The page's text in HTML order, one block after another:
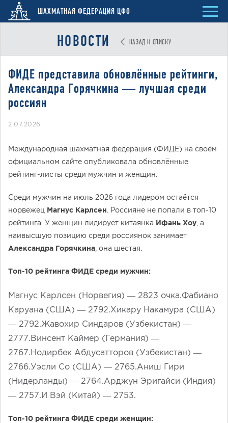
ШАХМАТНАЯ ФЕДЕРАЦИЯ ЦФО
НОВОСТИ НАЗАД К СПИСКУ
ФИДЕ представила обновлённые рейтинги,
Александра Горячкина — лучшая среди
россиян
2.07.2026
Международная шахматная федерация (ФИДЕ) на своём
официальном сайте опубликовала обновлённые
рейтинг-листы среди мужчин и женщин.
Среди мужчин на июль 2026 года лидером остаётся
норвежец Магнус Карлсен . Россияне не попали в топ-10
рейтинга. У женщин лидирует китаянка Ифань Хоу , а
наивысшую позицию среди россиянок занимает
Александра Горячкина , она шестая.
Топ-10 рейтинга ФИДЕ среди мужчин:
Магнус Карлсен (Норвегия) — 2823 очка.Фабиано
Каруана (США) — 2792.Хикару Накамура (США)
— 2792.Жавохир Синдаров (Узбекистан) —
2777.Винсент Каймер (Германия) —
2767.Нодирбек Абдусатторов (Узбекистан) —
2766.Уэсли Со (США) — 2765.Аниш Гири
(Нидерланды) — 2764.Арджун Эригайси (Индия)
— 2757.И Вэй (Китай) — 2753.
Топ-10 рейтинга ФИДЕ среди женщин: